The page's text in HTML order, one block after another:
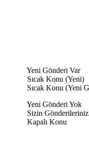
Yeni Gönderi Var
Sıcak Konu (Yeni)
Sıcak Konu (Yeni
Yeni Gönderi Yok
Sizin
Kapalı Konu